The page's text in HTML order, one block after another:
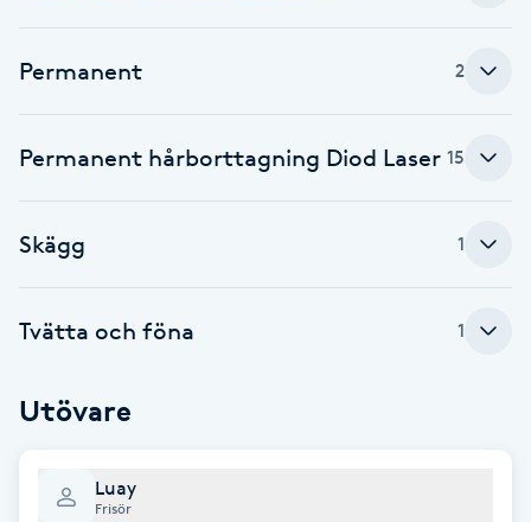
Fotvård
Fransar
Fransförlängning
Fransförlängning Megavolym
Fransförlängning Volym
Permanent 2
Permanent hårborttagning Diod Laser 15
Skägg 1
Tvätta och föna 1
Utövare
Luay
Frisör